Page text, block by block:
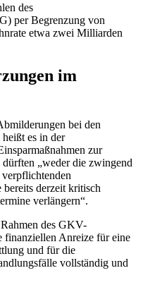
des
per Begrenzung von
etwa zwei Milliarden
im
bei den
es in der
zur
„weder die zwingend
bereits derzeit kritisch
verlängern“.
des GKV-
finanziellen Anreize für eine
und für die
vollständig und